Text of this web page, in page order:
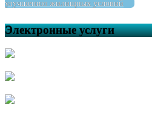
улучшению жилищных условий
Электронные услуги